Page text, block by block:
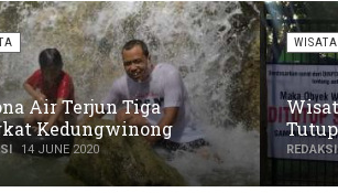
Air Terjun Tiga
Kedungwinong
14 JUNE 2020
WISATA
Tutup
REDAKSI